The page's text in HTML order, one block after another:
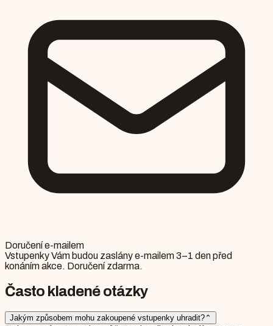
Doručení e-mailem
Vstupenky Vám budou zaslány e-mailem 3–1 den před
konáním akce. Doručení zdarma.
Často kladené otázky
Jakým způsobem mohu zakoupené vstupenky uhradit? ⌃